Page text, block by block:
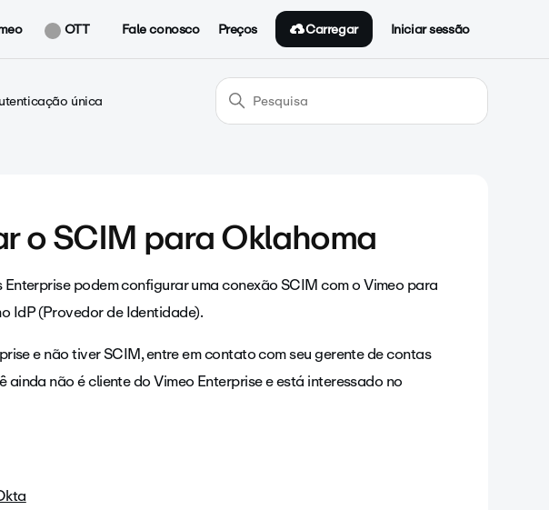
OTT Fale conosco Preços Carregar Iniciar sessão
única
o SCIM para Oklahoma
podem configurar uma conexão SCIM com o Vimeo para
IdP (Provedor de Identidade).
e não tiver SCIM, entre em contato com seu gerente de contas
não é cliente do Vimeo Enterprise e está interessado no